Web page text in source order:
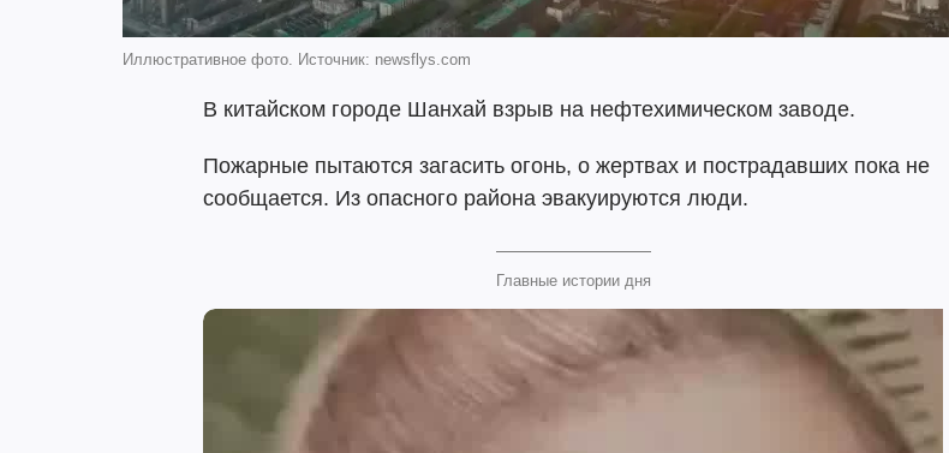
Иллюстративное фото. Источник: newsflys.com
В китайском городе Шанхай взрыв на нефтехимическом заводе.
Пожарные пытаются загасить огонь, о жертвах и пострадавших пока не
сообщается. Из опасного района эвакуируются люди.
Главные истории дня